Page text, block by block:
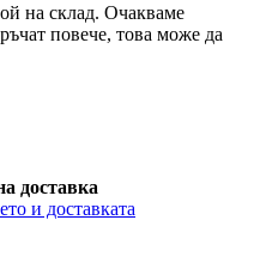
на склад. Очакваме
повече, това може да
доставка
и доставката